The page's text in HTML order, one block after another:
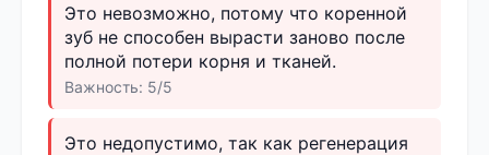
Это невозможно, потому что коренной
зуб не способен вырасти заново после
полной потери корня и тканей.
Важность: 5/5
Это недопустимо, так как регенерация